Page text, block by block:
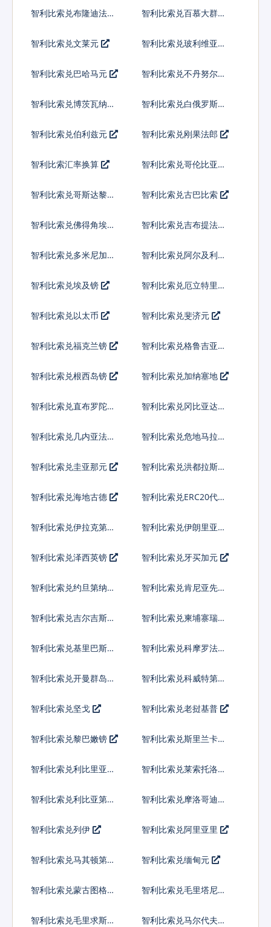
智利比索兑布隆迪法郎
智利比索兑百慕大群岛
智利比索兑文莱元 智利比索兑玻利维亚诺
智利比索兑巴哈马元
智利比索兑不丹努尔特
智利比索兑博茨瓦纳普
智利比索兑白俄罗斯卢
智利比索兑伯利兹元 智利比索兑刚果法郎
智利比索汇率换算
智利比索兑哥伦比亚比
智利比索兑哥斯达黎加
智利比索兑古巴比索
智利比索兑佛得角埃斯
智利比索兑吉布提法郎
智利比索兑多米尼加比
智利比索兑阿尔及利亚
智利比索兑埃及镑
智利比索兑厄立特里亚
智利比索兑以太币 智利比索兑斐济元
智利比索兑福克兰镑
智利比索兑格鲁吉亚拉
智利比索兑根西岛镑 智利比索兑加纳塞地
智利比索兑直布罗陀镑
智利比索兑冈比亚达拉
智利比索兑几内亚法郎
智利比索兑危地马拉格
智利比索兑圭亚那元
智利比索兑洪都拉斯伦
智利比索兑海地古德 智利比索兑ERC20代币
智利比索兑伊拉克第纳
智利比索兑伊朗里亚尔
智利比索兑泽西英镑 智利比索兑牙买加元
智利比索兑约旦第纳尔 智利比索兑肯尼亚先令
智利比索兑吉尔吉斯斯
智利比索兑柬埔寨瑞尔
智利比索兑基里巴斯元 智利比索兑科摩罗法郎
智利比索兑开曼群岛元
智利比索兑科威特第纳
智利比索兑坚戈 智利比索兑老挝基普
智利比索兑黎巴嫩镑
智利比索兑斯里兰卡卢
智利比索兑利比里亚元 智利比索兑莱索托洛蒂
智利比索兑利比亚第纳
智利比索兑摩洛哥迪拉
智利比索兑列伊 智利比索兑阿里亚里
智利比索兑马其顿第纳
智利比索兑缅甸元
智利比索兑蒙古图格里
智利比索兑毛里塔尼亚
智利比索兑毛里求斯卢
智利比索兑马尔代夫拉